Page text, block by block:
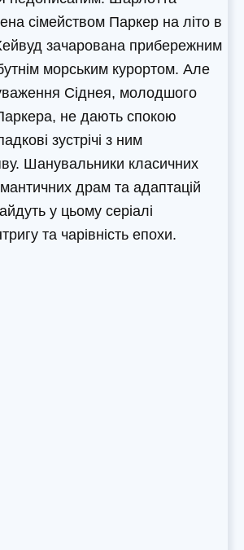
сімейством Паркер на літо в
зачарована прибережним
морським курортом. Але
Сіднея, молодшого
не дають спокою
зустрічі з ним
Шанувальники класичних
драм та адаптацій
у цьому серіалі
та чарівність епохи.